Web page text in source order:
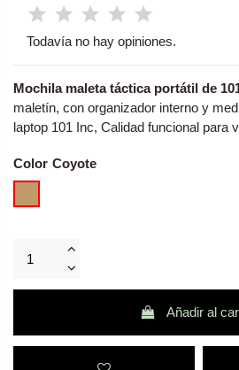
Todavía no hay opiniones.
Mochila maleta táctica portátil de
maletín, con organizador interno y
laptop 101 Inc, Calidad funcional para
Color
Añadir al